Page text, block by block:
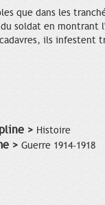
que dans les
soldat en
ils infestent
> Histoire
> Guerre 1914-1918